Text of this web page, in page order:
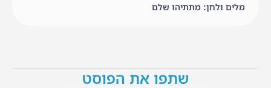
מלים ולחן: מתתיהו שלם
שתפו את הפוסט